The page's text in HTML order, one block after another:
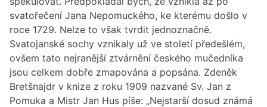
svatořečení Jana Nepomuckého, ke kterému došlo v
roce 1729. Nelze to však tvrdit jednoznačně.
Svatojanské sochy vznikaly už ve století předešlém,
ovšem tato nejranější ztvárnění českého mučedníka
jsou celkem dobře zmapována a popsána. Zdeněk
Bretšnajdr v knize z roku 1909 nazvané Sv. Jan z
Pomuka a Mistr Jan Hus píše: „Nejstarší dosud známá